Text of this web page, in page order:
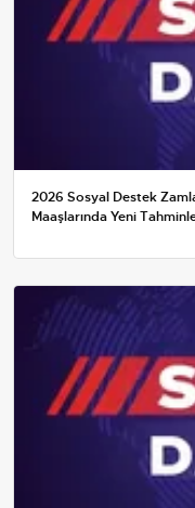
2026 Sosyal Destek
Maaşlarında Yeni